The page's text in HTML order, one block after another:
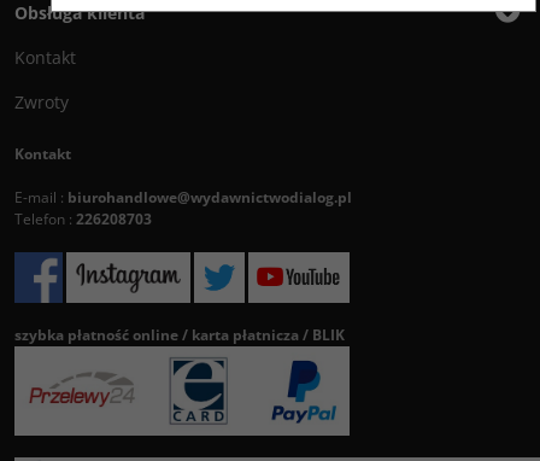
Obsługa klienta
Kontakt
Zwroty
Kontakt
E-mail : biurohandlowe@wydawnictwodialog.pl
Telefon : 226208703
szybka płatność online / karta płatnicza / BLIK